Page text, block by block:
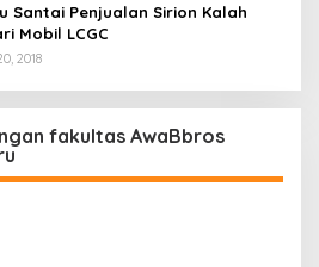
Santai Penjualan Sirion Kalah
Mobil LCGC
2018
fakultas AwaBbros